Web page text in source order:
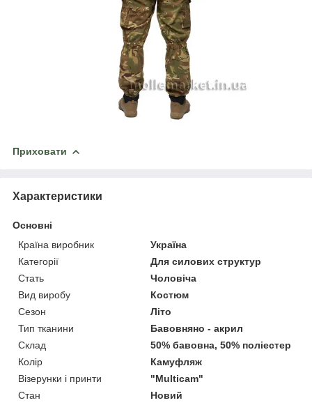
Приховати
Характеристики
Основні
Країна виробник
Україна
Категорії
Для силових структур
Стать
Чоловіча
Вид виробу
Костюм
Сезон
Літо
Тип тканини
Бавовняно - акрил
Склад
50% бавовна, 50% поліестер
Колір
Камуфляж
Візерунки і принти
"Multicam"
Стан
Новий